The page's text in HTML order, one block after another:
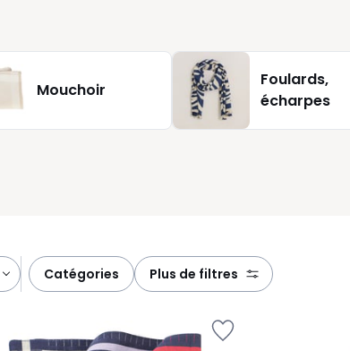
Mouchoir
Foulards,
écharpes
catégories plus de filtres